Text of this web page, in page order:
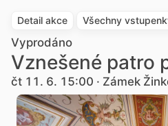
Detail akce Všechny
Vyprodáno
Vznešené patro
čt 11. 6. 15:00 · Zámek